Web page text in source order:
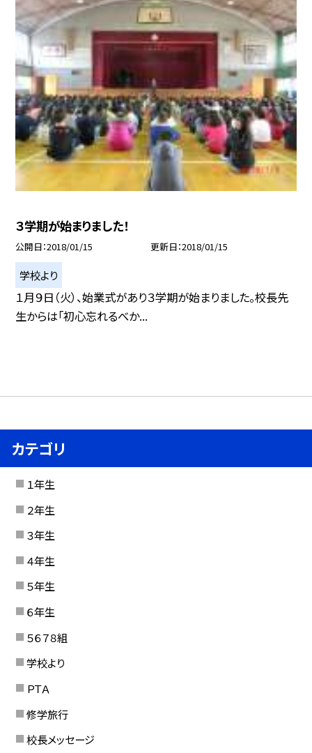
３学期が始まりました！
公開日 2018/01/15 更新日 2018/01/15
学校より
１月９日（火）、始業式があり３学期が始まりました。校長先
生からは「初心忘れるべか...
カテゴリ
１年生
２年生
３年生
４年生
５年生
６年生
５６７８組
学校より
ＰＴＡ
修学旅行
校長メッセージ